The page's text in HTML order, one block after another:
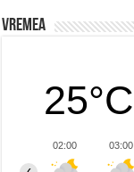
Vremea
25°C
02:00 03:00